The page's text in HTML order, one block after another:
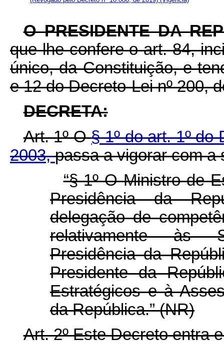
O PRESIDENTE DA
que lhe confere o art. 84,
único, da Constituição, e
e 12 do Decreto-Lei nº 200,
DECRETA:
Art. 1º O§ 1º do art. 1º do
2003,passa a vigorar com a
“§ 1º O Ministro de
Presidência da
delegação de
relativamente às
Presidência da
Presidente da
Estratégicos e à
da República.” (NR)
Art. 2º Este Decreto entra